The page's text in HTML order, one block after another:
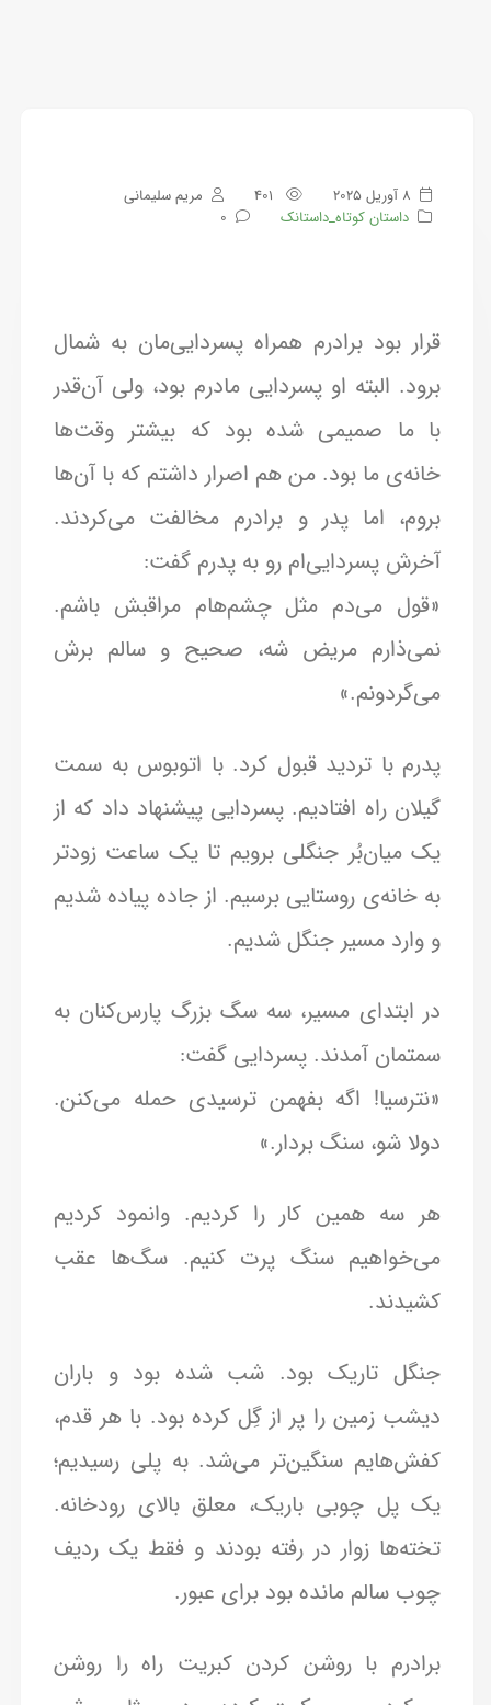
8 آوریل 2025
مریم سلیمانی
داستان کوتاه_داستانک
0
قرار بود برادرم همراه پسردایی‌مان به شمال
برود. البته او پسردایی مادرم بود، ولی آن‌قدر
با ما صمیمی شده بود که بیشتر وقت‌ها
خانه‌ی ما بود. من هم اصرار داشتم که با آن‌ها
بروم، اما پدر و برادرم مخالفت می‌کردند.
آخرش پسردایی‌ام رو به پدرم گفت:
«قول می‌دم مثل چشم‌هام مراقبش باشم.
نمی‌ذارم مریض شه، صحیح و سالم برش
می‌گردونم.»
پدرم با تردید قبول کرد. با اتوبوس به سمت
گیلان راه افتادیم. پسردایی پیشنهاد داد که از
یک میان‌بُر جنگلی برویم تا یک ساعت زودتر
به خانه‌ی روستایی برسیم. از جاده پیاده شدیم
و وارد مسیر جنگل شدیم.
در ابتدای مسیر، سه سگ بزرگ پارس‌کنان به
سمتمان آمدند. پسردایی گفت:
«نترسیا! اگه بفهمن ترسیدی حمله می‌کنن.
دولا شو، سنگ بردار.»
هر سه همین کار را کردیم. وانمود کردیم
می‌خواهیم سنگ پرت کنیم. سگ‌ها عقب
کشیدند.
جنگل تاریک بود. شب شده بود و باران
دیشب زمین را پر از گِل کرده بود. با هر قدم،
کفش‌هایم سنگین‌تر می‌شد. به پلی رسیدیم؛
یک پل چوبی باریک، معلق بالای رودخانه.
تخته‌ها زوار در رفته بودند و فقط یک ردیف
چوب سالم مانده بود برای عبور.
برادرم با روشن کردن کبریت راه را روشن